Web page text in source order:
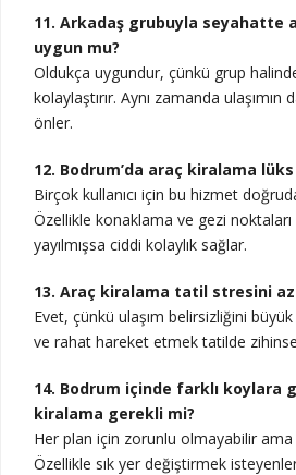
11. Arkadaş grubuyla seyahatte
uygun mu?
Oldukça uygundur, çünkü grup
kolaylaştırır. Aynı zamanda ulaşımın
önler.
12. Bodrum’da araç kiralama
Birçok kullanıcı için bu hizmet
Özellikle konaklama ve gezi noktaları
yayılmışsa ciddi kolaylık sağlar.
13. Araç kiralama tatil stresini
Evet, çünkü ulaşım belirsizliğini büyük
ve rahat hareket etmek tatilde
14. Bodrum içinde farklı koylara
kiralama gerekli mi?
Her plan için zorunlu olmayabilir
Özellikle sık yer değiştirmek